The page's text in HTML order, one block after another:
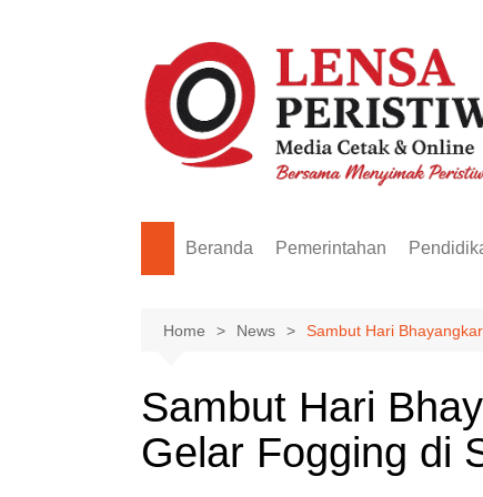
Beranda Pemerintahan
Home News Sambut Hari
Sambut Hari
Gelar Fogging di